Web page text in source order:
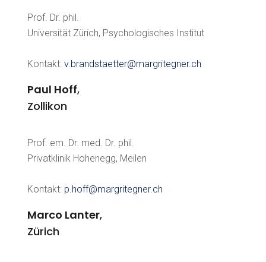
Prof. Dr. phil.
Universität Zürich, Psychologisches Institut
Kontakt: v.brandstaetter@margritegner.ch
Paul Hoff,
Zollikon
Prof. em. Dr. med. Dr. phil.
Privatklinik Hohenegg, Meilen
Kontakt: p.hoff@margritegner.ch
Marco Lanter,
Zürich